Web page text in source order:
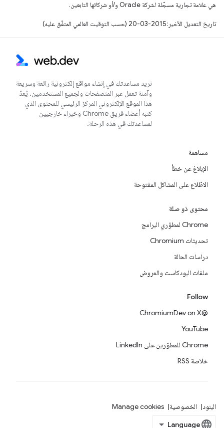
هي علامة تجارية مسجَّلة لشركة Oracle و/أو شركائها التابعين.
تاريخ التعديل الأخير: 2015-03-20 (حسب التوقيت العالمي المتفَّق عليه)
نريد مساعدتك في إنشاء مواقع إلكترونية رائعة وسريعة
وآمنة تعمل عبر المتصفحات ولجميع المستخدمين. يُعدّ
هذا الموقع الإلكتروني المركز الرئيسي للمحتوى الذي
كتبه أعضاء فريق Chrome وخبراء خارجيين
لمساعدتك في هذه الرحلة.
مساهمة
الإبلاغ عن خطأ
الاطّلاع على المشاكل المفتوحة
محتوى ذو صلة
Chrome لمطوّري البرامج
تحديثات Chromium
دراسات الحالة
ملفات البودكاست والعروض
Follow
@ChromiumDev on X
YouTube
Chrome للمطوّرين على LinkedIn
خلاصة RSS
البنود الخصوصية Manage cookies